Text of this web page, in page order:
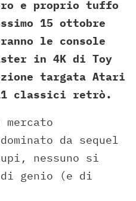
e proprio tuffo
15 ottobre
le console
in 4K di Toy
targata Atari
classici retrò.
da sequel
nessuno si
di genio (e di